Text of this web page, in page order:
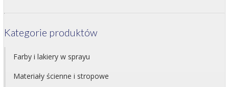
Kategorie produktów
Farby i lakiery w sprayu
Materiały ścienne i stropowe